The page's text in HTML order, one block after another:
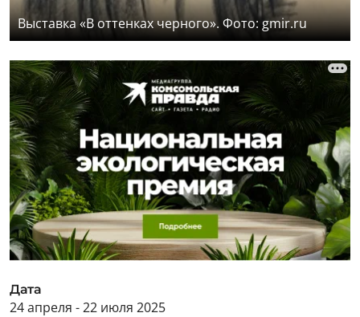
Выставка «В оттенках черного». Фото: gmir.ru
Дата
24 апреля - 22 июля 2025